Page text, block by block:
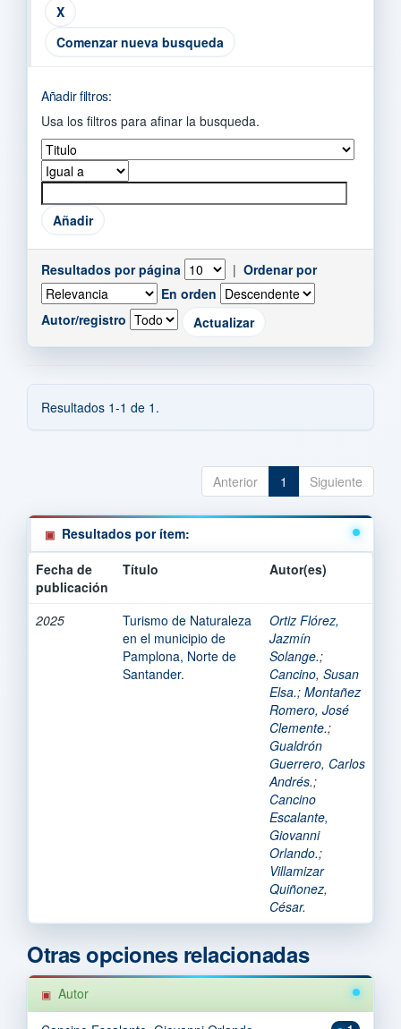
Comenzar nueva busqueda
Añadir filtros:
Usa los filtros para afinar la busqueda.
Resultados por página | Ordenar por
En orden
Autor/registro
Resultados 1-1 de 1.
Anterior 1 Siguiente
Resultados por ítem:
Fecha de
publicación
Título Autor(es)
2025
Turismo de Naturaleza
en el municipio de
Pamplona, Norte de
Santander.
Ortiz Flórez,
Jazmín
Solange.;
Cancino, Susan
Elsa.; Montañez
Romero, José
Clemente.;
Gualdrón
Guerrero, Carlos
Andrés.;
Cancino
Escalante,
Giovanni
Orlando.;
Villamizar
Quiñonez,
César.
Otras opciones relacionadas
Autor